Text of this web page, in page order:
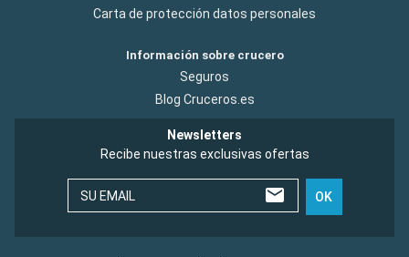
Carta de protección datos personales
Información sobre crucero
Seguros
Blog Cruceros.es
Newsletters
Recibe nuestras exclusivas ofertas
SU EMAIL OK